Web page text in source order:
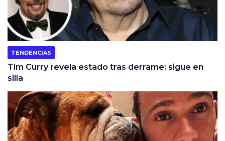
TENDENCIAS
Tim Curry revela estado tras derrame: sigue en
silla